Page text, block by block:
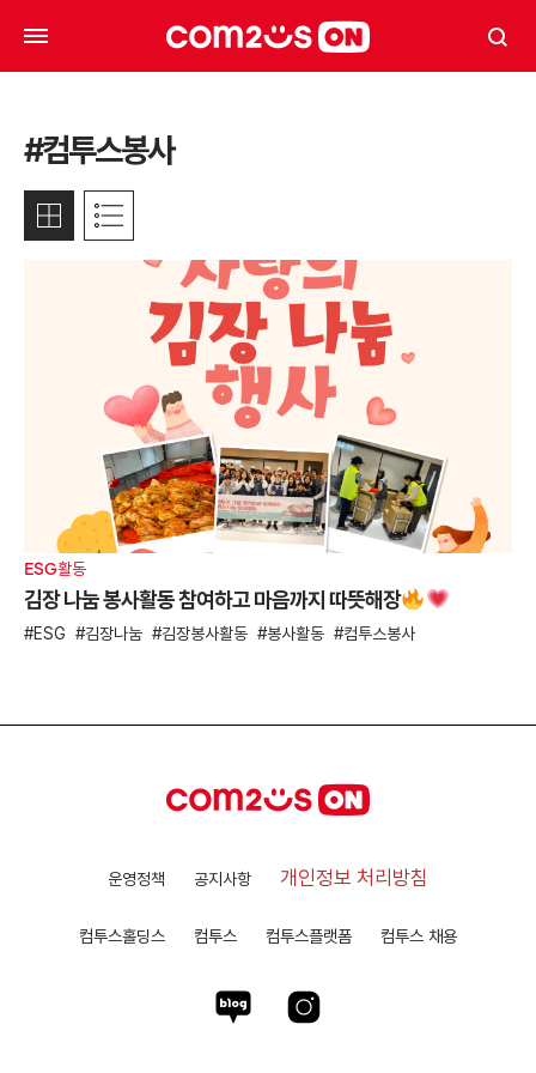
#컴투스봉사
ESG활동
김장 나눔 봉사활동 참여하고 마음까지 따뜻해장
ESG 김장나눔 김장봉사활동 봉사활동 컴투스봉사
운영정책 공지사항 개인정보 처리방침
컴투스홀딩스 컴투스 컴투스플랫폼 컴투스 채용